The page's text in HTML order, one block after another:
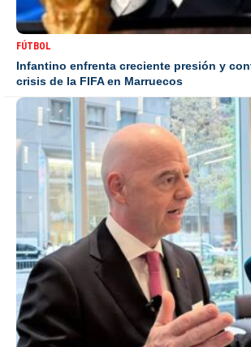
FÚTBOL
Infantino enfrenta creciente presión y
crisis de la FIFA en Marruecos